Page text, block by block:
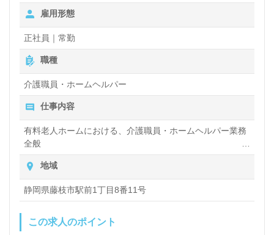
雇用形態
正社員｜常勤
職種
介護職員・ホームヘルパー
仕事内容
有料老人ホームにおける、介護職員・ホームヘルパー業務
全般
入浴や排せつ、食事などの身体的サポートや、買い物や掃
除、洗濯など日常生活のサポートなど
地域
静岡県藤枝市駅前1丁目8番11号
この求人のポイント